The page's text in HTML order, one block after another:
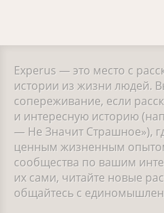
Experus — это место с
истории из жизни людей.
сопереживание, если
и интересную историю
— Не Значит Страшное»),
ценным жизненным
сообщества по вашим
их сами, читайте новые
общайтесь с